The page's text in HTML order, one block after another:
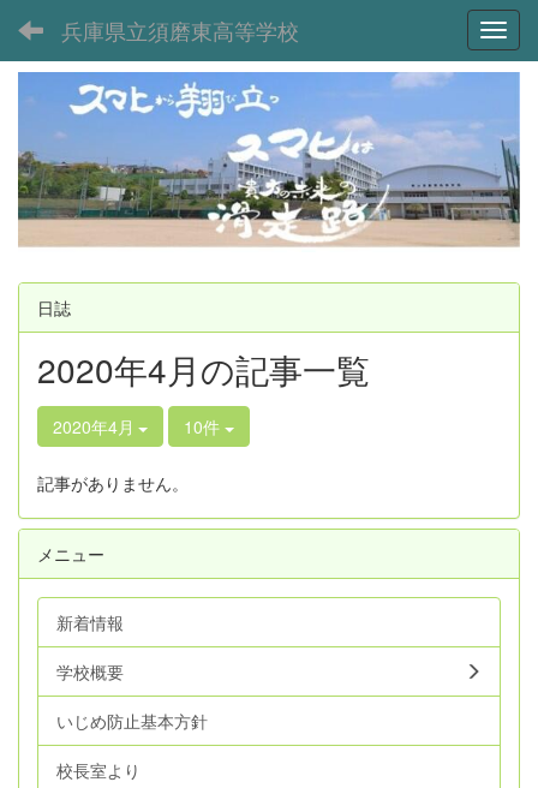
兵庫県立須磨東高等学校
日誌
2020年4月の記事一覧
2020年4月 10件
記事がありません。
メニュー
新着情報
学校概要
いじめ防止基本方針
校長室より